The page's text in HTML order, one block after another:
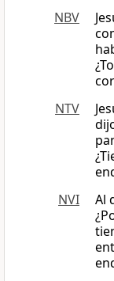
NBV
NTV
NVI
Al